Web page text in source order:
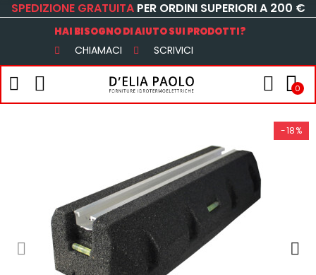
SPEDIZIONE GRATUITA PER ORDINI SUPERIORI A 200 €
HAI BISOGNO DI AIUTO SUI PRODOTTI?
CHIAMACI SCRIVICI
0
-18%